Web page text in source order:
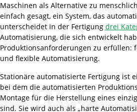
Maschinen als Alternative zu
einfach gesagt, ein System, das
unterscheidet in der Fertigung drei
Automatisierung, die sich entwickelt
Produktionsanforderungen zu erfüllen:
und flexible Automatisierung.
Stationäre automatisierte Fertigung ist
bei dem die automatisierten
Montage für die Herstellung eines
sind. Sie wird auch als „harte